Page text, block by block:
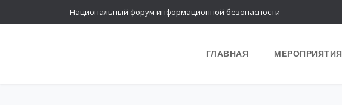
Национальный форум информационной безопасности
ГЛАВНАЯ МЕРОПРИЯТИЯ